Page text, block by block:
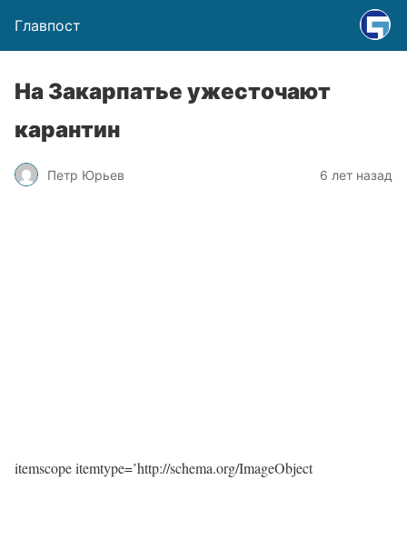
Главпост
На Закарпатье ужесточают
карантин
Петр Юрьев 6 лет назад
itemscope itemtype=’http://schema.org/ImageObject